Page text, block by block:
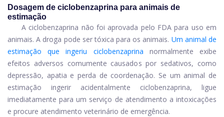
Dosagem de ciclobenzaprina para animais de
estimação
A ciclobenzaprina não foi aprovada pelo FDA para uso em
animais. A droga pode ser tóxica para os animais. Um animal de
estimação que ingeriu ciclobenzaprina
normalmente exibe
efeitos adversos comumente causados ​​por sedativos, como
depressão, apatia e perda de coordenação. Se um animal de
estimação ingerir acidentalmente ciclobenzaprina, ligue
imediatamente para um serviço de atendimento a intoxicações
e procure atendimento veterinário de emergência.